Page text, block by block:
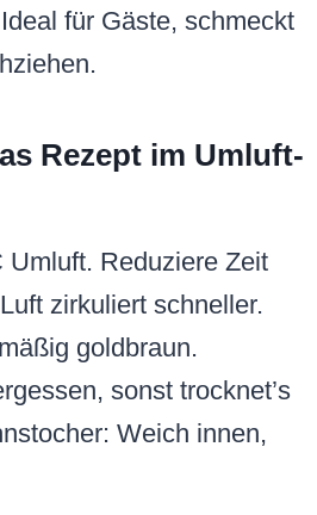
für Gäste, schmeckt
Rezept im Umluft-
Umluft. Reduziere Zeit
zirkuliert schneller.
goldbraun.
sonst trocknet’s
Weich innen,